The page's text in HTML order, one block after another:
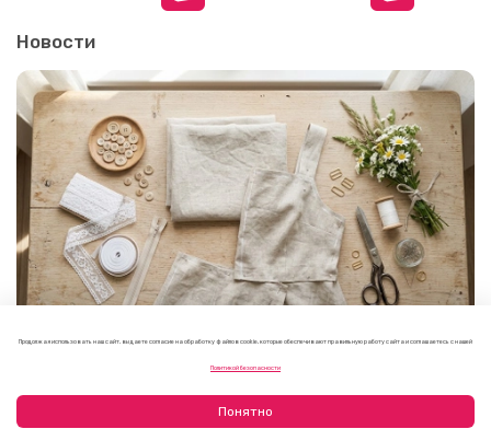
Новости
Продолжая использовать наш сайт, вы даете согласие на обработку файлов cookie, которые обеспечивают правильную работу сайта и соглашаетесь с нашей
Политикой безопасности
Понятно